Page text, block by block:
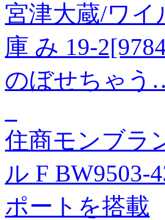
宮津大蔵/ワ
庫 み 19-
のぼせちゃう
住商モンブラ
ル F BW9503-
ポートを搭載